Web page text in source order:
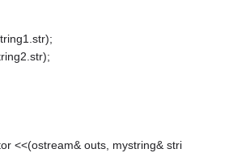
<<(ostream& outs, mystring& stri